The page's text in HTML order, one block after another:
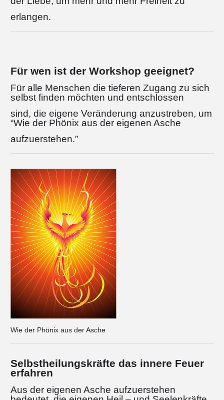
erlangen.
Für wen ist der Workshop geeignet?
Für alle Menschen die tieferen Zugang zu sich
selbst finden möchten und entschlossen
sind, die eigene Veränderung anzustreben, um
“Wie der Phönix aus der eigenen Asche
aufzuerstehen.”
Wie der Phönix aus der Asche
Selbstheilungskräfte das innere Feuer
erfahren
Aus der eigenen Asche aufzuerstehen